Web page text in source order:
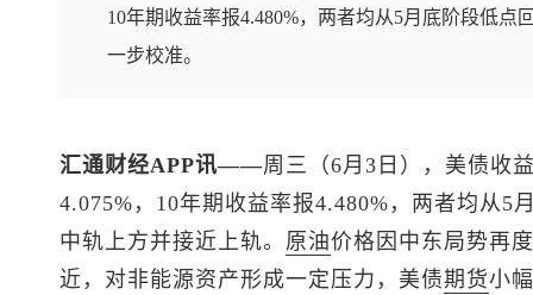
10年期收益率报4.480%，两者均从5月底阶段低
一步校准。
汇通财经APP讯——周三（6月3日），美债收
4.075%，10年期收益率报4.480%，两者均从5
中轨上方并接近上轨。 原油价格因中东局势再
近，对非能源资产形成一定压力，美债期货小